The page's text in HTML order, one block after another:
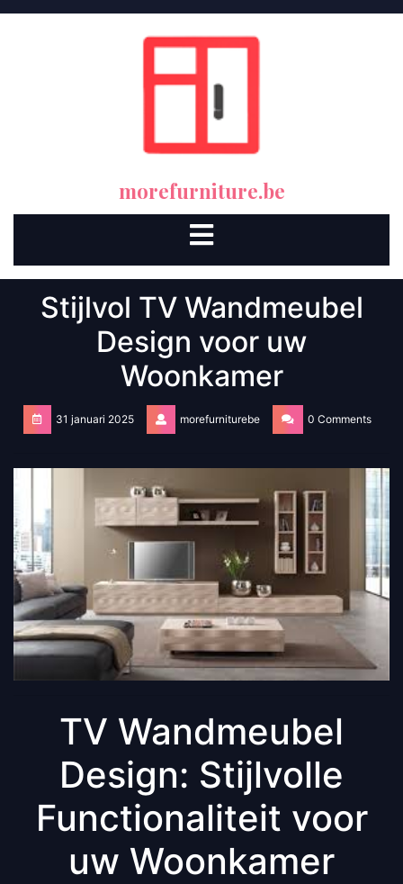
morefurniture.be
Open
Button
Stijlvol TV Wandmeubel
Design voor uw
Woonkamer
31 januari 2025 morefurniturebe 0 Comments
TV Wandmeubel
Design: Stijlvolle
Functionaliteit voor
uw Woonkamer